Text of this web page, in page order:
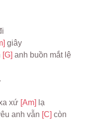
giây
[G]
xứ [Am] lạ
anh vẫn [C]